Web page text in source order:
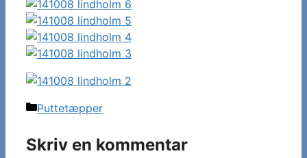
Kategorier
Puttetæpper
Skriv en kommentar